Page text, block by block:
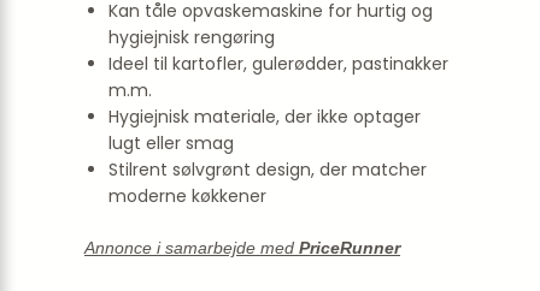
Kan tåle opvaskemaskine for hurtig og
hygiejnisk rengøring
Ideel til kartofler, gulerødder, pastinakker
m.m.
Hygiejnisk materiale, der ikke optager
lugt eller smag
Stilrent sølvgrønt design, der matcher
moderne køkkener
Annonce i samarbejde med PriceRunner